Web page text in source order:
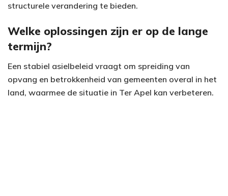
structurele verandering te bieden.
Welke oplossingen zijn er op de lange
termijn?
Een stabiel asielbeleid vraagt om spreiding van
opvang en betrokkenheid van gemeenten overal in het
land, waarmee de situatie in Ter Apel kan verbeteren.